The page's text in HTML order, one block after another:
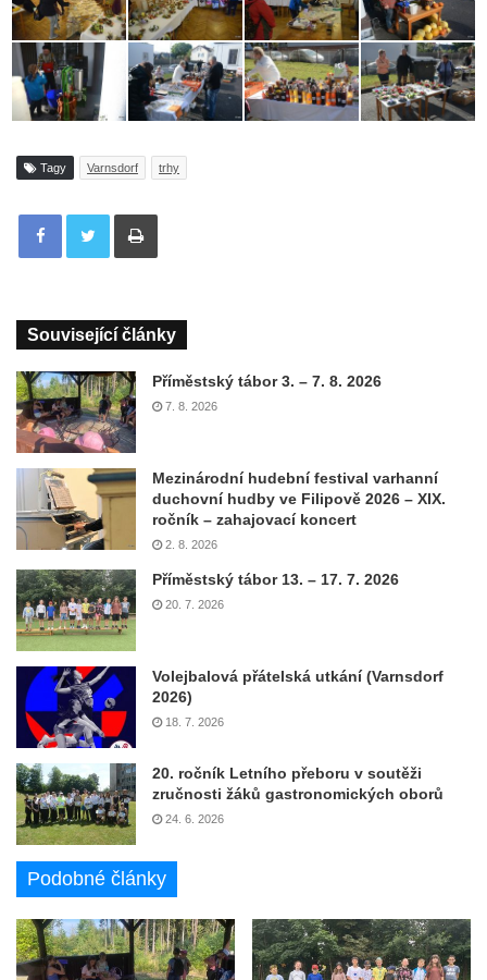
Tagy Varnsdorf trhy
Tisknout
Související články
Příměstský tábor 3. – 7. 8. 2026
7. 8. 2026
Mezinárodní hudební festival varhanní
duchovní hudby ve Filipově 2026 – XIX.
ročník – zahajovací koncert
2. 8. 2026
Příměstský tábor 13. – 17. 7. 2026
20. 7. 2026
Volejbalová přátelská utkání (Varnsdorf
2026)
18. 7. 2026
20. ročník Letního přeboru v soutěži
zručnosti žáků gastronomických oborů
24. 6. 2026
Podobné články